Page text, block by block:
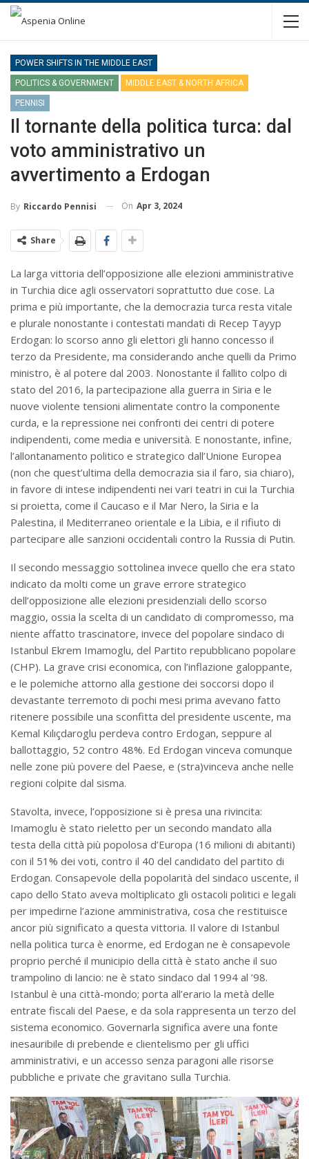
POWER SHIFTS IN THE MIDDLE EAST
POLITICS & GOVERNMENT MIDDLE EAST & NORTH AFRICA
PENNISI
Il tornante della politica turca: dal
voto amministrativo un
avvertimento a Erdogan
By Riccardo Pennisi On Apr 3, 2024
Share
La larga vittoria dell’opposizione alle elezioni amministrative
in Turchia dice agli osservatori soprattutto due cose. La
prima e più importante, che la democrazia turca resta vitale
e plurale nonostante i contestati mandati di Recep Tayyp
Erdogan: lo scorso anno gli elettori gli hanno concesso il
terzo da Presidente, ma considerando anche quelli da Primo
ministro, è al potere dal 2003. Nonostante il fallito colpo di
stato del 2016, la partecipazione alla guerra in Siria e le
nuove violente tensioni alimentate contro la componente
curda, e la repressione nei confronti dei centri di potere
indipendenti, come media e università. E nonostante, infine,
l’allontanamento politico e strategico dall’Unione Europea
(non che quest’ultima della democrazia sia il faro, sia chiaro),
in favore di intese indipendenti nei vari teatri in cui la Turchia
si proietta, come il Caucaso e il Mar Nero, la Siria e la
Palestina, il Mediterraneo orientale e la Libia, e il rifiuto di
partecipare alle sanzioni occidentali contro la Russia di Putin.
Il secondo messaggio sottolinea invece quello che era stato
indicato da molti come un grave errore strategico
dell’opposizione alle elezioni presidenziali dello scorso
maggio, ossia la scelta di un candidato di compromesso, ma
niente affatto trascinatore, invece del popolare sindaco di
Istanbul Ekrem Imamoglu, del Partito repubblicano popolare
(CHP). La grave crisi economica, con l’inflazione galoppante,
e le polemiche attorno alla gestione dei soccorsi dopo il
devastante terremoto di pochi mesi prima avevano fatto
ritenere possibile una sconfitta del presidente uscente, ma
Kemal Kılıçdaroglu perdeva contro Erdogan, seppure al
ballottaggio, 52 contro 48%. Ed Erdogan vinceva comunque
nelle zone più povere del Paese, e (stra)vinceva anche nelle
regioni colpite dal sisma.
Stavolta, invece, l’opposizione si è presa una rivincita:
Imamoglu è stato rieletto per un secondo mandato alla
testa della città più popolosa d’Europa (16 milioni di abitanti)
con il 51% dei voti, contro il 40 del candidato del partito di
Erdogan. Consapevole della popolarità del sindaco uscente, il
capo dello Stato aveva moltiplicato gli ostacoli politici e legali
per impedirne l’azione amministrativa, cosa che restituisce
ancor più significato a questa vittoria. Il valore di Istanbul
nella politica turca è enorme, ed Erdogan ne è consapevole
proprio perché il municipio della città è stato anche il suo
trampolino di lancio: ne è stato sindaco dal 1994 al ’98.
Istanbul è una città-mondo; porta all’erario la metà delle
entrate fiscali del Paese, e da sola rappresenta un terzo del
sistema economico. Governarla significa avere una fonte
inesauribile di prebende e clientelismo per gli uffici
amministrativi, e un accesso senza paragoni alle risorse
pubbliche e private che gravitano sulla Turchia.